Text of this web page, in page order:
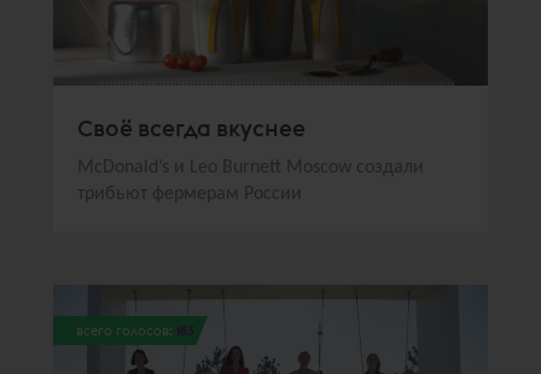
Своё всегда вкуснее
McDonald’s и Leo Burnett Moscow создали
трибьют фермерам России
всего голосов: 183